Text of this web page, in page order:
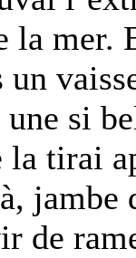
la mer.
un
une si
la tirai
de